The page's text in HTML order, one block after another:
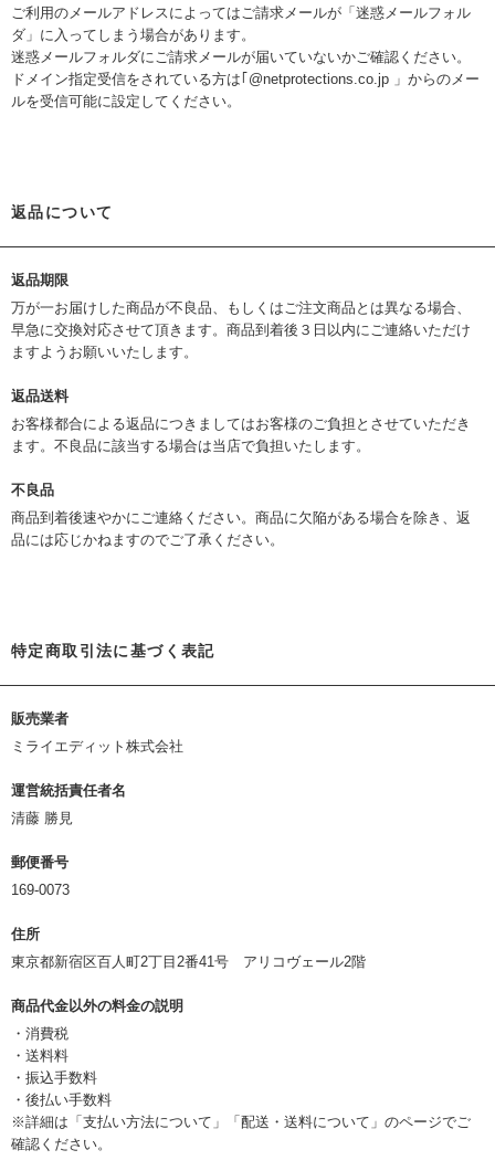
ご利用のメールアドレスによってはご請求メールが「迷惑メールフォル
ダ」に入ってしまう場合があります。
迷惑メールフォルダにご請求メールが届いていないかご確認ください。
ドメイン指定受信をされている方は｢@netprotections.co.jp 」からのメー
ルを受信可能に設定してください。
返品について
返品期限
万が一お届けした商品が不良品、もしくはご注文商品とは異なる場合、
早急に交換対応させて頂きます。商品到着後３日以内にご連絡いただけ
ますようお願いいたします。
返品送料
お客様都合による返品につきましてはお客様のご負担とさせていただき
ます。不良品に該当する場合は当店で負担いたします。
不良品
商品到着後速やかにご連絡ください。商品に欠陥がある場合を除き、返
品には応じかねますのでご了承ください。
特定商取引法に基づく表記
販売業者
ミライエディット株式会社
運営統括責任者名
清藤 勝見
郵便番号
169-0073
住所
東京都新宿区百人町2丁目2番41号 アリコヴェール2階
商品代金以外の料金の説明
・消費税
・送料料
・振込手数料
・後払い手数料
※詳細は 「支払い方法について」 「配送・送料について」 のページでご
確認ください。